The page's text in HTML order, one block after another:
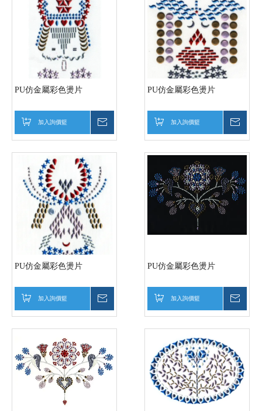
PU仿金屬彩色燙片
加入詢價籃
PU仿金屬彩色燙片
加入詢價籃
PU仿金屬彩色燙片
加入詢價籃
PU仿金屬彩色燙片
加入詢價籃